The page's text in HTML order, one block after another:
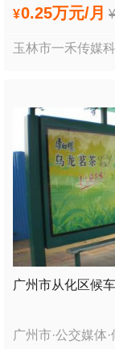
¥0.25万元/月 ¥
玉林市一禾传媒
广州市从化区候
广州市·公交媒体·